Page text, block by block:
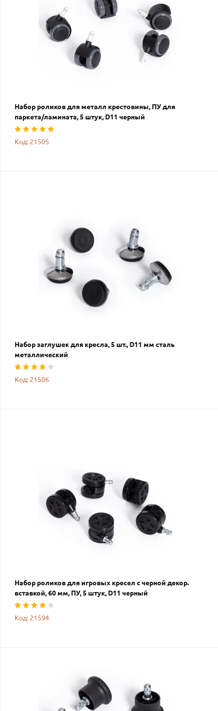
Набор роликов для металл крестовины, ПУ для
паркета/ламината, 5 штук, D11 черный
Код: 21505
Набор заглушек для кресла, 5 шт., D11 мм сталь
металлический
Код: 21506
Набор роликов для игровых кресел с черной декор.
вставкой, 60 мм, ПУ, 5 штук, D11 черный
Код: 21594